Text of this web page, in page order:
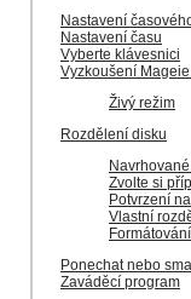
Nastavení
Nastavení času
Vyberte klávesnici
Vyzkoušení
Živý režim
Rozdělení disku
Zvolte si
Potvrzení
Vlastní
Formátování
Ponechat nebo
Zaváděcí program